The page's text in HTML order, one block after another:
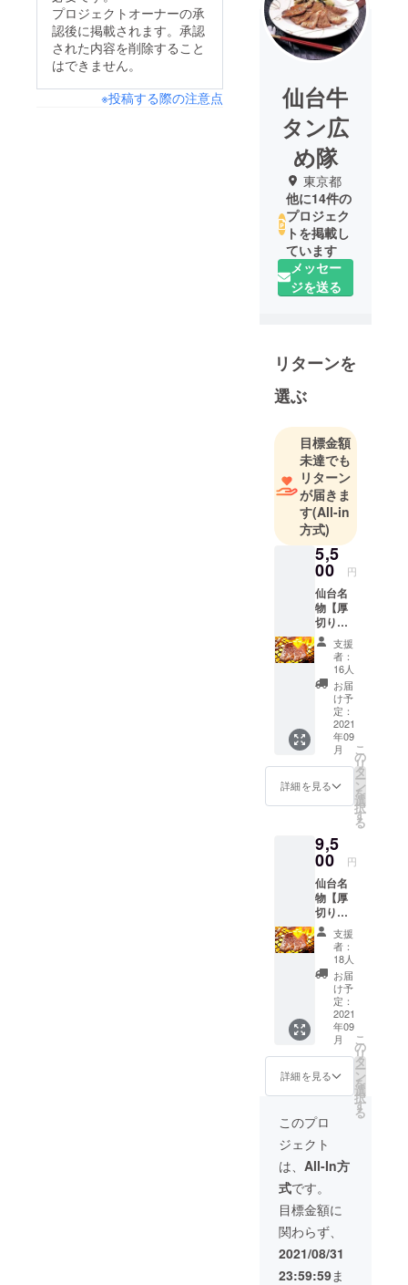
プロジェクトオーナーの承
認後に掲載されます。承認
された内容を削除すること
はできません。
※投稿する際の注意点
仙台牛
タン広
め隊
東京都
他に14件の
プロジェク
トを掲載し
ています
メッセー
ジを送る
リターンを
選ぶ
目標金額
未達でも
リターン
が届きま
す(All-in
方式)
5,5
00 円
仙台名
物【厚
切り牛
タン】
500gを
お届け
いたし
ます。※
送料込
表示に
ついて
・名
称：仙
台名物
厚切り
・原産
国/産
地：主
に北欧
・サイ
ズ/重
量：500
ｇ ・保
存方
法：冷
支援
者：
16人
お届
け予
定：
2021
年09
月
詳細を見る
こ
の
リ
タ
ー
ン
を
選
択
す
る
9,5
00 円
仙台名
物【厚
切り牛
タン】
1kgをお
届けい
たしま
す。※送
料込み
食品表
示につ
いて ・
名称：
仙台名
物厚切
り牛タ
ン ・原
産国/産
地：主
に北欧
・サイ
ズ/重
量：１
ｋｇ ・
保存方
法：冷
凍
支援
者：
18人
お届
け予
定：
2021
年09
月
詳細を見る
こ
の
リ
タ
ー
ン
を
選
択
す
る
このプロ
ジェクト
は、 All-In方
式です。
目標金額に
関わらず、
2021/08/31
23:59:59ま